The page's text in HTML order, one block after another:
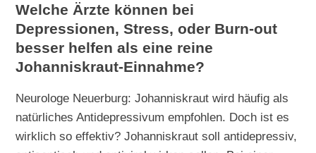
Welche Ärzte können bei
Depressionen, Stress, oder Burn-out
besser helfen als eine reine
Johanniskraut-Einnahme?
Neurologe Neuerburg: Johanniskraut wird häufig als
natürliches Antidepressivum empfohlen. Doch ist es
wirklich so effektiv? Johanniskraut soll antidepressiv,